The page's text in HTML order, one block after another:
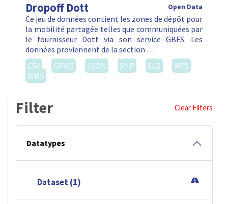
Dropoff Dott Open Data
Ce jeu de données contient les zones de dépôt pour
la mobilité partagée telles que communiquées par
le fournisseur Dott via son service GBFS. Les
données proviennent de la section …
CSV
GPKG JSON SHP SLD
WFS
WMS
Filter Clear Filters
Datatypes
Dataset (1)